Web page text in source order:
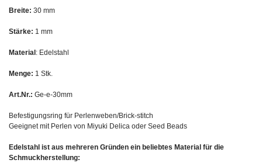
Breite: 30 mm
Stärke: 1 mm
Material: Edelstahl
Menge: 1 Stk.
Art.Nr.: Ge-e-30mm
Befestigungsring für Perlenweben/Brick-stitch
Geeignet mit Perlen von Miyuki Delica oder Seed Beads
Edelstahl ist aus mehreren Gründen ein beliebtes Material für die
Schmuckherstellung: